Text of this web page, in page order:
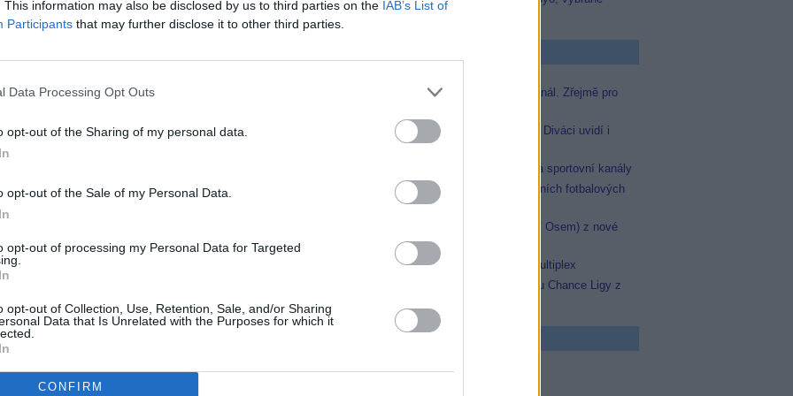
This information may also be disclosed by us to third parties on the IAB’s List of
Participants that may further disclose it to other third parties.
Data Processing Opt Outs
opt-out of the Sharing of my personal data.
opt-out of the Sale of my Personal Data.
opt-out of processing my Personal Data for Targeted
opt-out of Collection, Use, Retention, Sale, and/or Sharing
Data that Is Unrelated with the Purposes for which it
CONFIRM
a bez českého audia
službu UA.TV
Dreambox DM 7020 HD
prináša KHL
Skylink spustil nový Test kanál. Zřejmě pro
Oneplay zařadí Prima sport. Diváci uvidí i
AMC získala licence pro dva sportovní kanály
JOJka přinese porci atraktivních fotbalových
zápasů
Skylink: Slovenská TV8 (TV Osem) z nové
frekvence
Operátor Du převzal další multiplex
Oneplay Sport zahájí sezonu Chance Ligy z